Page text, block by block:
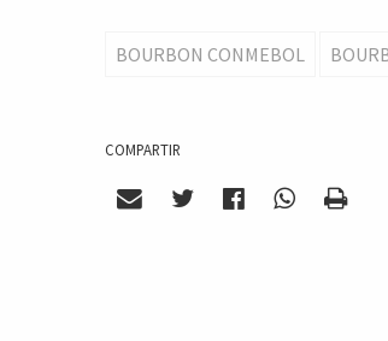
BOURBON CONMEBOL
COMPARTIR